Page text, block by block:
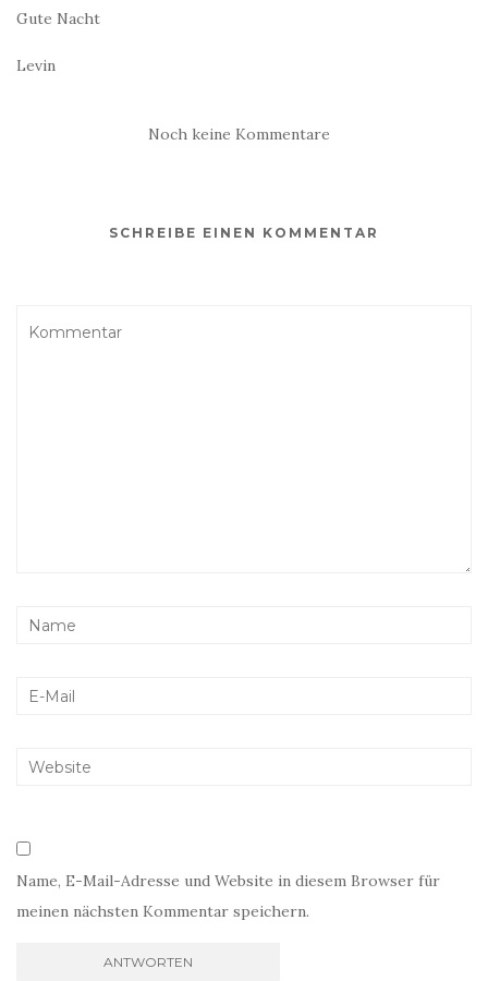
Gute Nacht
Levin
Noch keine Kommentare
SCHREIBE EINEN KOMMENTAR
Name, E-Mail-Adresse und Website in diesem Browser für
meinen nächsten Kommentar speichern.